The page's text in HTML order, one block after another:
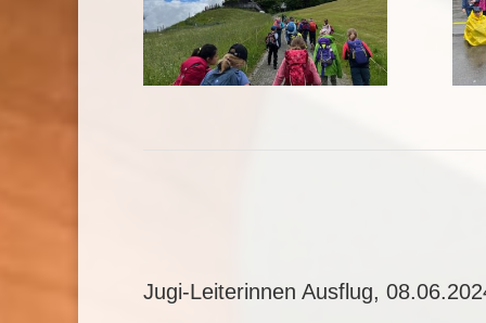
Jugi-Leiterinnen Ausflug,